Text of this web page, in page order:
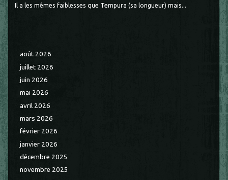
Il a les mêmes faiblesses que Tempura (sa longueur) mais...
août 2026
juillet 2026
juin 2026
mai 2026
avril 2026
mars 2026
février 2026
janvier 2026
décembre 2025
novembre 2025